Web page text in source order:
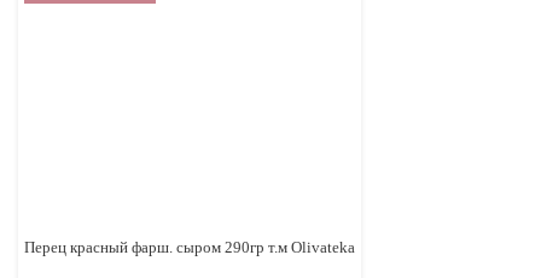
Перец красный фарш. сыром 290гр т.м Olivateka